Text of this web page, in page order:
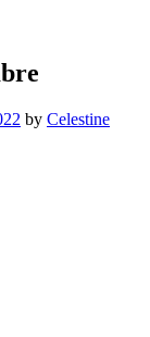
by Celestine